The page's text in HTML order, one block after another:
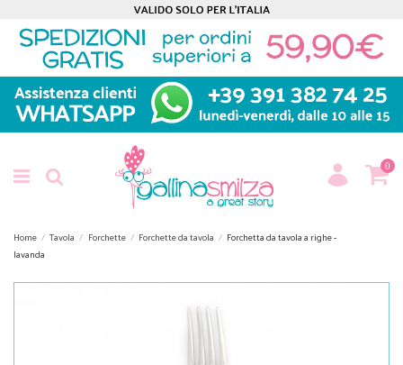
0
Home Tavola Forchette Forchette da tavola
Forchetta da tavola a righe -
lavanda